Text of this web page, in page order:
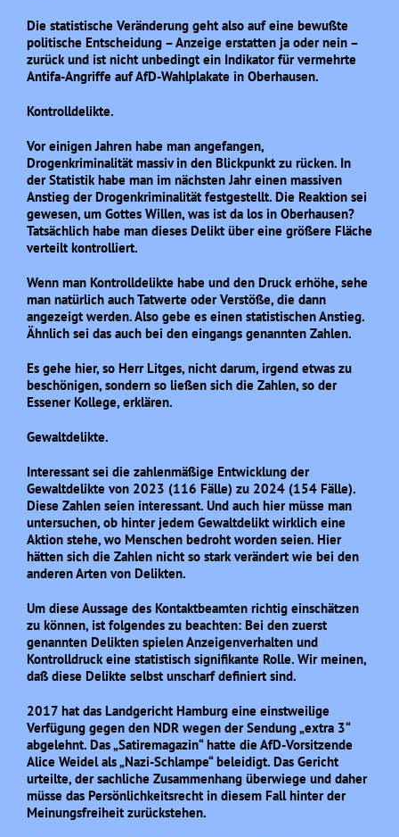
Die statistische Veränderung geht also auf eine bewußte
politische Entscheidung – Anzeige erstatten ja oder nein –
zurück und ist nicht unbedingt ein Indikator für vermehrte
Antifa-Angriffe auf AfD-Wahlplakate in Oberhausen.
Kontrolldelikte.
Vor einigen Jahren habe man angefangen,
Drogenkriminalität massiv in den Blickpunkt zu rücken. In
der Statistik habe man im nächsten Jahr einen massiven
Anstieg der Drogenkriminalität festgestellt. Die Reaktion sei
gewesen, um Gottes Willen, was ist da los in Oberhausen?
Tatsächlich habe man dieses Delikt über eine größere Fläche
verteilt kontrolliert.
Wenn man Kontrolldelikte habe und den Druck erhöhe, sehe
man natürlich auch Tatwerte oder Verstöße, die dann
angezeigt werden. Also gebe es einen statistischen Anstieg.
Ähnlich sei das auch bei den eingangs genannten Zahlen.
Es gehe hier, so Herr Litges, nicht darum, irgend etwas zu
beschönigen, sondern so ließen sich die Zahlen, so der
Essener Kollege, erklären.
Gewaltdelikte.
Interessant sei die zahlenmäßige Entwicklung der
Gewaltdelikte von 2023 (116 Fälle) zu 2024 (154 Fälle).
Diese Zahlen seien interessant. Und auch hier müsse man
untersuchen, ob hinter jedem Gewaltdelikt wirklich eine
Aktion stehe, wo Menschen bedroht worden seien. Hier
hätten sich die Zahlen nicht so stark verändert wie bei den
anderen Arten von Delikten.
Um diese Aussage des Kontaktbeamten richtig einschätzen
zu können, ist folgendes zu beachten: Bei den zuerst
genannten Delikten spielen Anzeigenverhalten und
Kontrolldruck eine statistisch signifikante Rolle. Wir meinen,
daß diese Delikte selbst unscharf definiert sind.
2017 hat das Landgericht Hamburg eine einstweilige
Verfügung gegen den NDR wegen der Sendung „extra 3“
abgelehnt. Das „Satiremagazin“ hatte die AfD-Vorsitzende
Alice Weidel als „Nazi-Schlampe“ beleidigt. Das Gericht
urteilte, der sachliche Zusammenhang überwiege und daher
müsse das Persönlichkeitsrecht in diesem Fall hinter der
Meinungsfreiheit zurückstehen.